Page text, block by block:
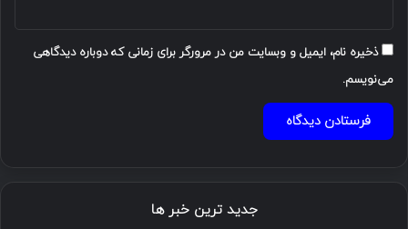
ذخیره نام، ایمیل و وبسایت من در مرورگر برای زمانی که دوباره دیدگاهی
می‌نویسم.
جدید ترین خبر ها